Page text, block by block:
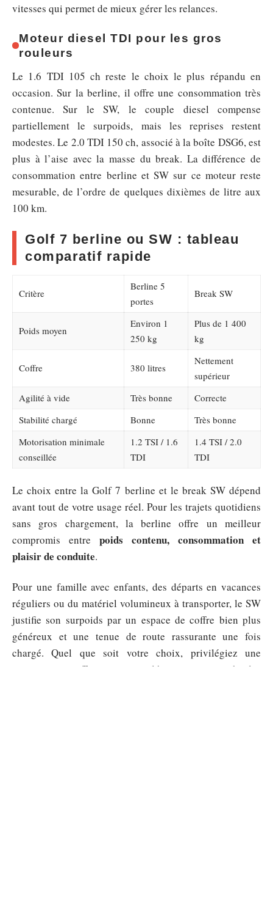
vitesses qui permet de mieux gérer les relances.
Moteur diesel TDI pour les gros
rouleurs
Le 1.6 TDI 105 ch reste le choix le plus répandu en
occasion. Sur la berline, il offre une consommation très
contenue. Sur le SW, le couple diesel compense
partiellement le surpoids, mais les reprises restent
modestes. Le 2.0 TDI 150 ch, associé à la boîte DSG6, est
plus à l’aise avec la masse du break. La différence de
consommation entre berline et SW sur ce moteur reste
mesurable, de l’ordre de quelques dixièmes de litre aux
100 km.
Golf 7 berline ou SW : tableau
comparatif rapide
Critère
Berline 5
portes
Break SW
Poids moyen
Environ 1
250 kg
Plus de 1 400
kg
Coffre 380 litres
Nettement
supérieur
Agilité à vide
Très bonne
Correcte
Stabilité chargé
Bonne
Très bonne
Motorisation minimale
conseillée
1.2 TSI / 1.6
TDI
1.4 TSI / 2.0
TDI
Le choix entre la Golf 7 berline et le break SW dépend
avant tout de votre usage réel. Pour les trajets quotidiens
sans gros chargement, la berline offre un meilleur
compromis entre poids contenu, consommation et
plaisir de conduite.
Pour une famille avec enfants, des départs en vacances
réguliers ou du matériel volumineux à transporter, le SW
justifie son surpoids par un espace de coffre bien plus
généreux et une tenue de route rassurante une fois
chargé. Quel que soit votre choix, privilégiez une
motorisation suffisamment couplée pour ne pas subir les